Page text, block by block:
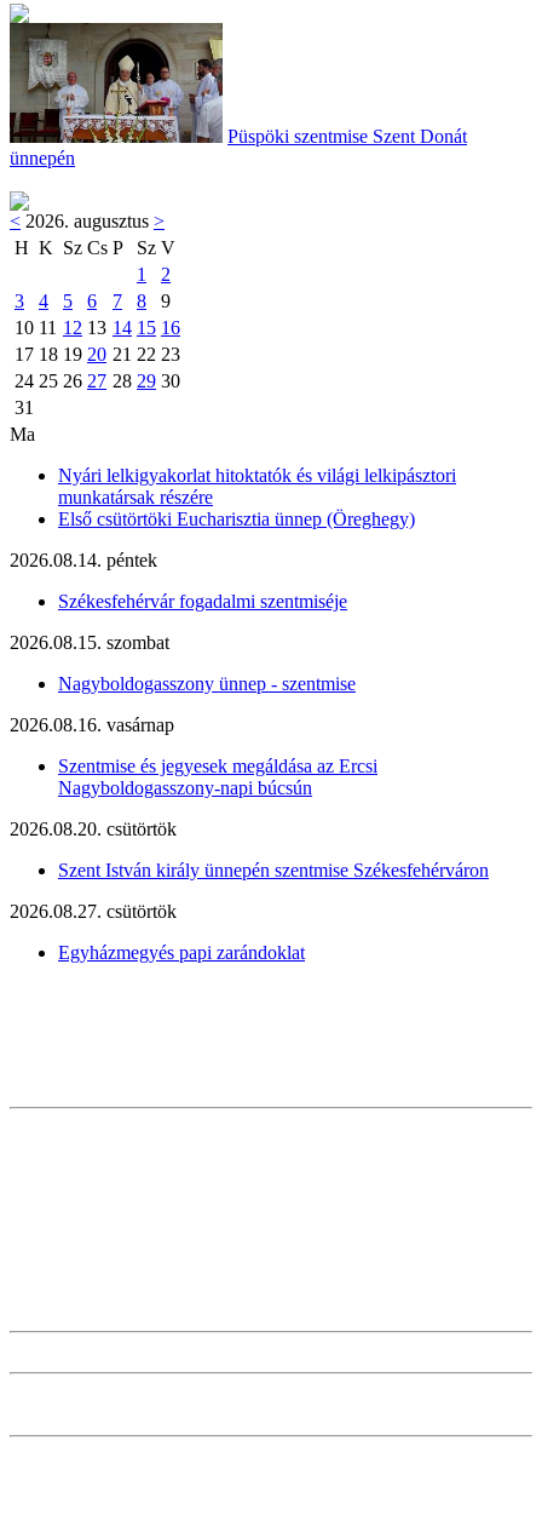
Püspöki szentmise Szent Donát
ünnepén
< 2026. augusztus >
H K Sz Cs P Sz V
1
2
3
4 5 6 7 8
9
10 11 12 13 14 15 16
17 18 19 20 21 22 23
24 25 26 27 28 29 30
31
Ma
Nyári lelkigyakorlat hitoktatók és világi lelkipásztori
munkatársak részére
Első csütörtöki Eucharisztia ünnep (Öreghegy)
2026.08.14. péntek
Székesfehérvár fogadalmi szentmiséje
2026.08.15. szombat
Nagyboldogasszony ünnep - szentmise
2026.08.16. vasárnap
Szentmise és jegyesek megáldása az Ercsi
Nagyboldogasszony-napi búcsún
2026.08.20. csütörtök
Szent István király ünnepén szentmise Székesfehérváron
2026.08.27. csütörtök
Egyházmegyés papi zarándoklat